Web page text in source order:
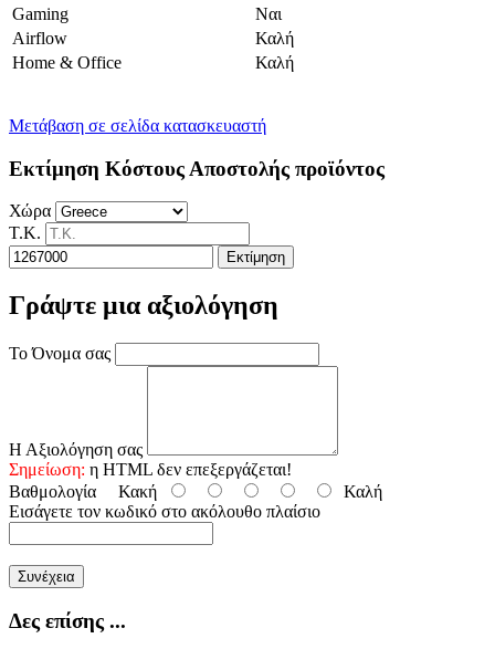
Gaming
Ναι
Airflow
Καλή
Home & Office
Καλή
Μετάβαση σε σελίδα κατασκευαστή
Εκτίμηση Κόστους Αποστολής προϊόντος
Χώρα
Τ.Κ.
Εκτίμηση
Γράψτε μια αξιολόγηση
Το Όνομα σας
Η Αξιολόγηση σας
Σημείωση: η HTML δεν επεξεργάζεται!
Βαθμολογία Κακή
Καλή
Εισάγετε τον κωδικό στο ακόλουθο πλαίσιο
Συνέχεια
Δες επίσης ...